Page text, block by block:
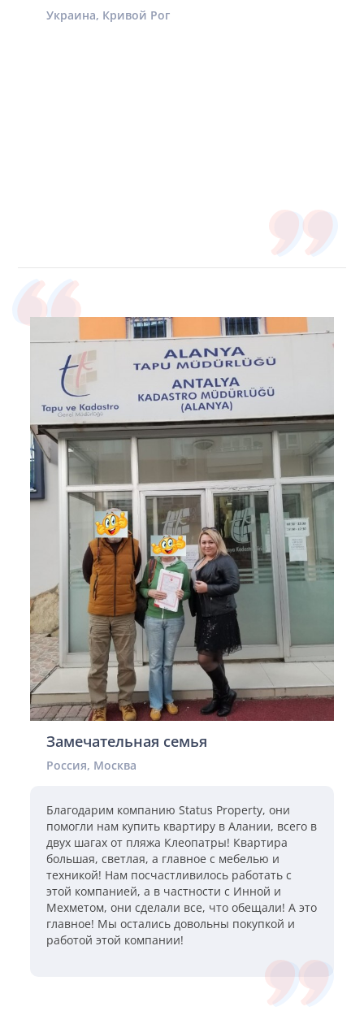
Украина, Кривой Рог
Замечательная семья
Россия, Москва
Благодарим компанию Status Property, они
помогли нам купить квартиру в Алании, всего в
двух шагах от пляжа Клеопатры! Квартира
большая, светлая, а главное с мебелью и
техникой! Нам посчастливилось работать с
этой компанией, а в частности с Инной и
Мехметом, они сделали все, что обещали! А это
главное! Мы остались довольны покупкой и
работой этой компании!